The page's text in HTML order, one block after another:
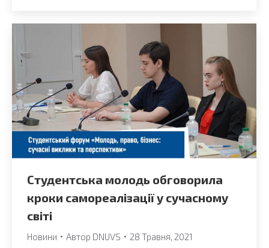
Студентська молодь обговорила
кроки самореалізації у сучасному
світі
Новини Автор DNUVS 28 Травня, 2021